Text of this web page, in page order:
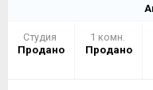
Студия
Продано
1 комн.
Продано